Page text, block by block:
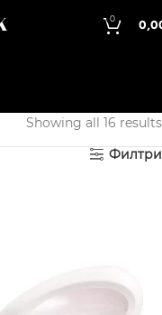
0
Showing all 16 results
Филтри